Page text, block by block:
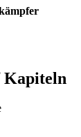
Kapiteln